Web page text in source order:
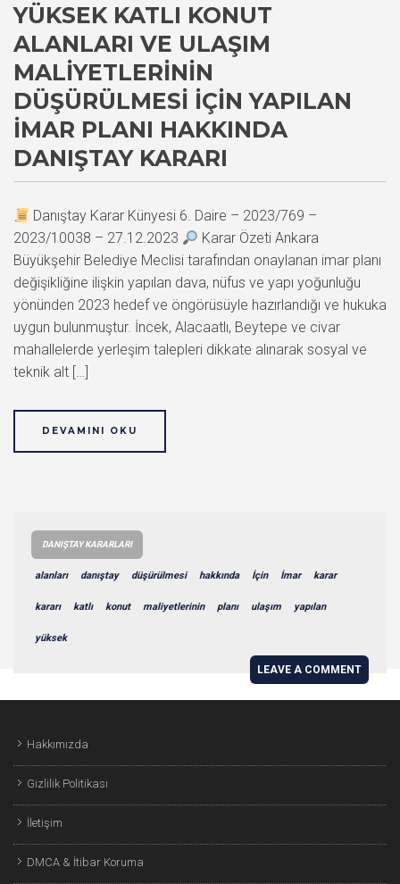
YÜKSEK KATLI KONUT
ALANLARI VE ULAŞIM
MALIYETLERININ
DÜŞÜRÜLMESI İÇIN YAPILAN
İMAR PLANI HAKKINDA
DANIŞTAY KARARI
Danıştay Karar Künyesi 6. Daire – 2023/769 –
2023/10038 – 27.12.2023
Karar Özeti Ankara
Büyükşehir Belediye Meclisi tarafından onaylanan imar planı
değişikliğine ilişkin yapılan dava, nüfus ve yapı yoğunluğu
yönünden 2023 hedef ve öngörüsüyle hazırlandığı ve hukuka
uygun bulunmuştur. İncek, Alacaatlı, Beytepe ve civar
mahallelerde yerleşim talepleri dikkate alınarak sosyal ve
teknik alt […]
DEVAMINI OKU
DANIŞTAY KARARLARI
alanları danıştay düşürülmesi hakkında İçin İmar karar
kararı katlı konut maliyetlerinin planı ulaşım yapılan
yüksek
LEAVE A COMMENT
Hakkımızda
Gizlilik Politikası
İletişim
DMCA & İtibar Koruma